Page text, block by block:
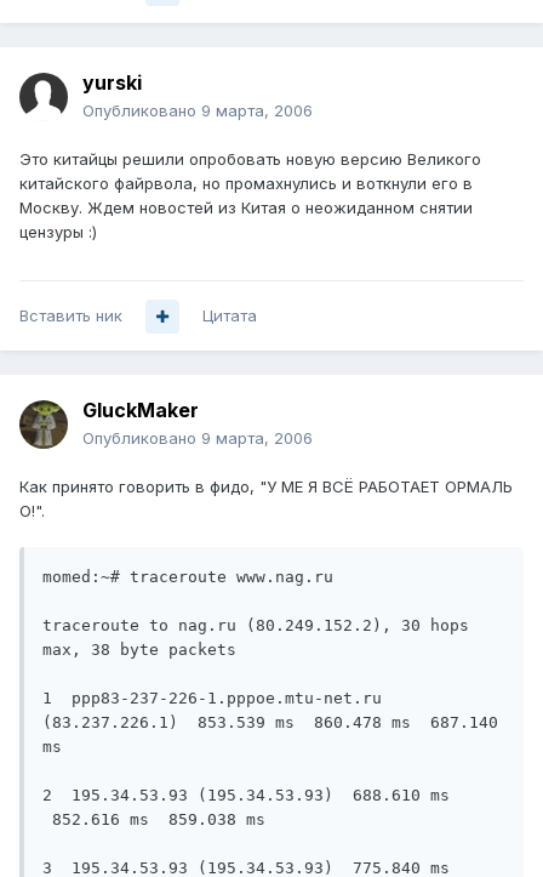
yurski
Опубликовано 9 марта, 2006
Это китайцы решили опробовать новую версию Великого
китайского файрвола, но промахнулись и воткнули его в
Москву. Ждем новостей из Китая о неожиданном снятии
цензуры :)
Вставить ник Цитата
GluckMaker
Опубликовано 9 марта, 2006
Как принято говорить в фидо, "У МЕ Я ВСЁ РАБОТАЕТ ОРМАЛЬ
О!".
momed:~# traceroute www.nag.ru
traceroute to nag.ru (80.249.152.2), 30 hops
max, 38 byte packets
1  ppp83-237-226-1.pppoe.mtu-net.ru
(83.237.226.1)  853.539 ms  860.478 ms  687.140
ms
2  195.34.53.93 (195.34.53.93)  688.610 ms
852.616 ms  859.038 ms
3  195.34.53.93 (195.34.53.93)  775.840 ms